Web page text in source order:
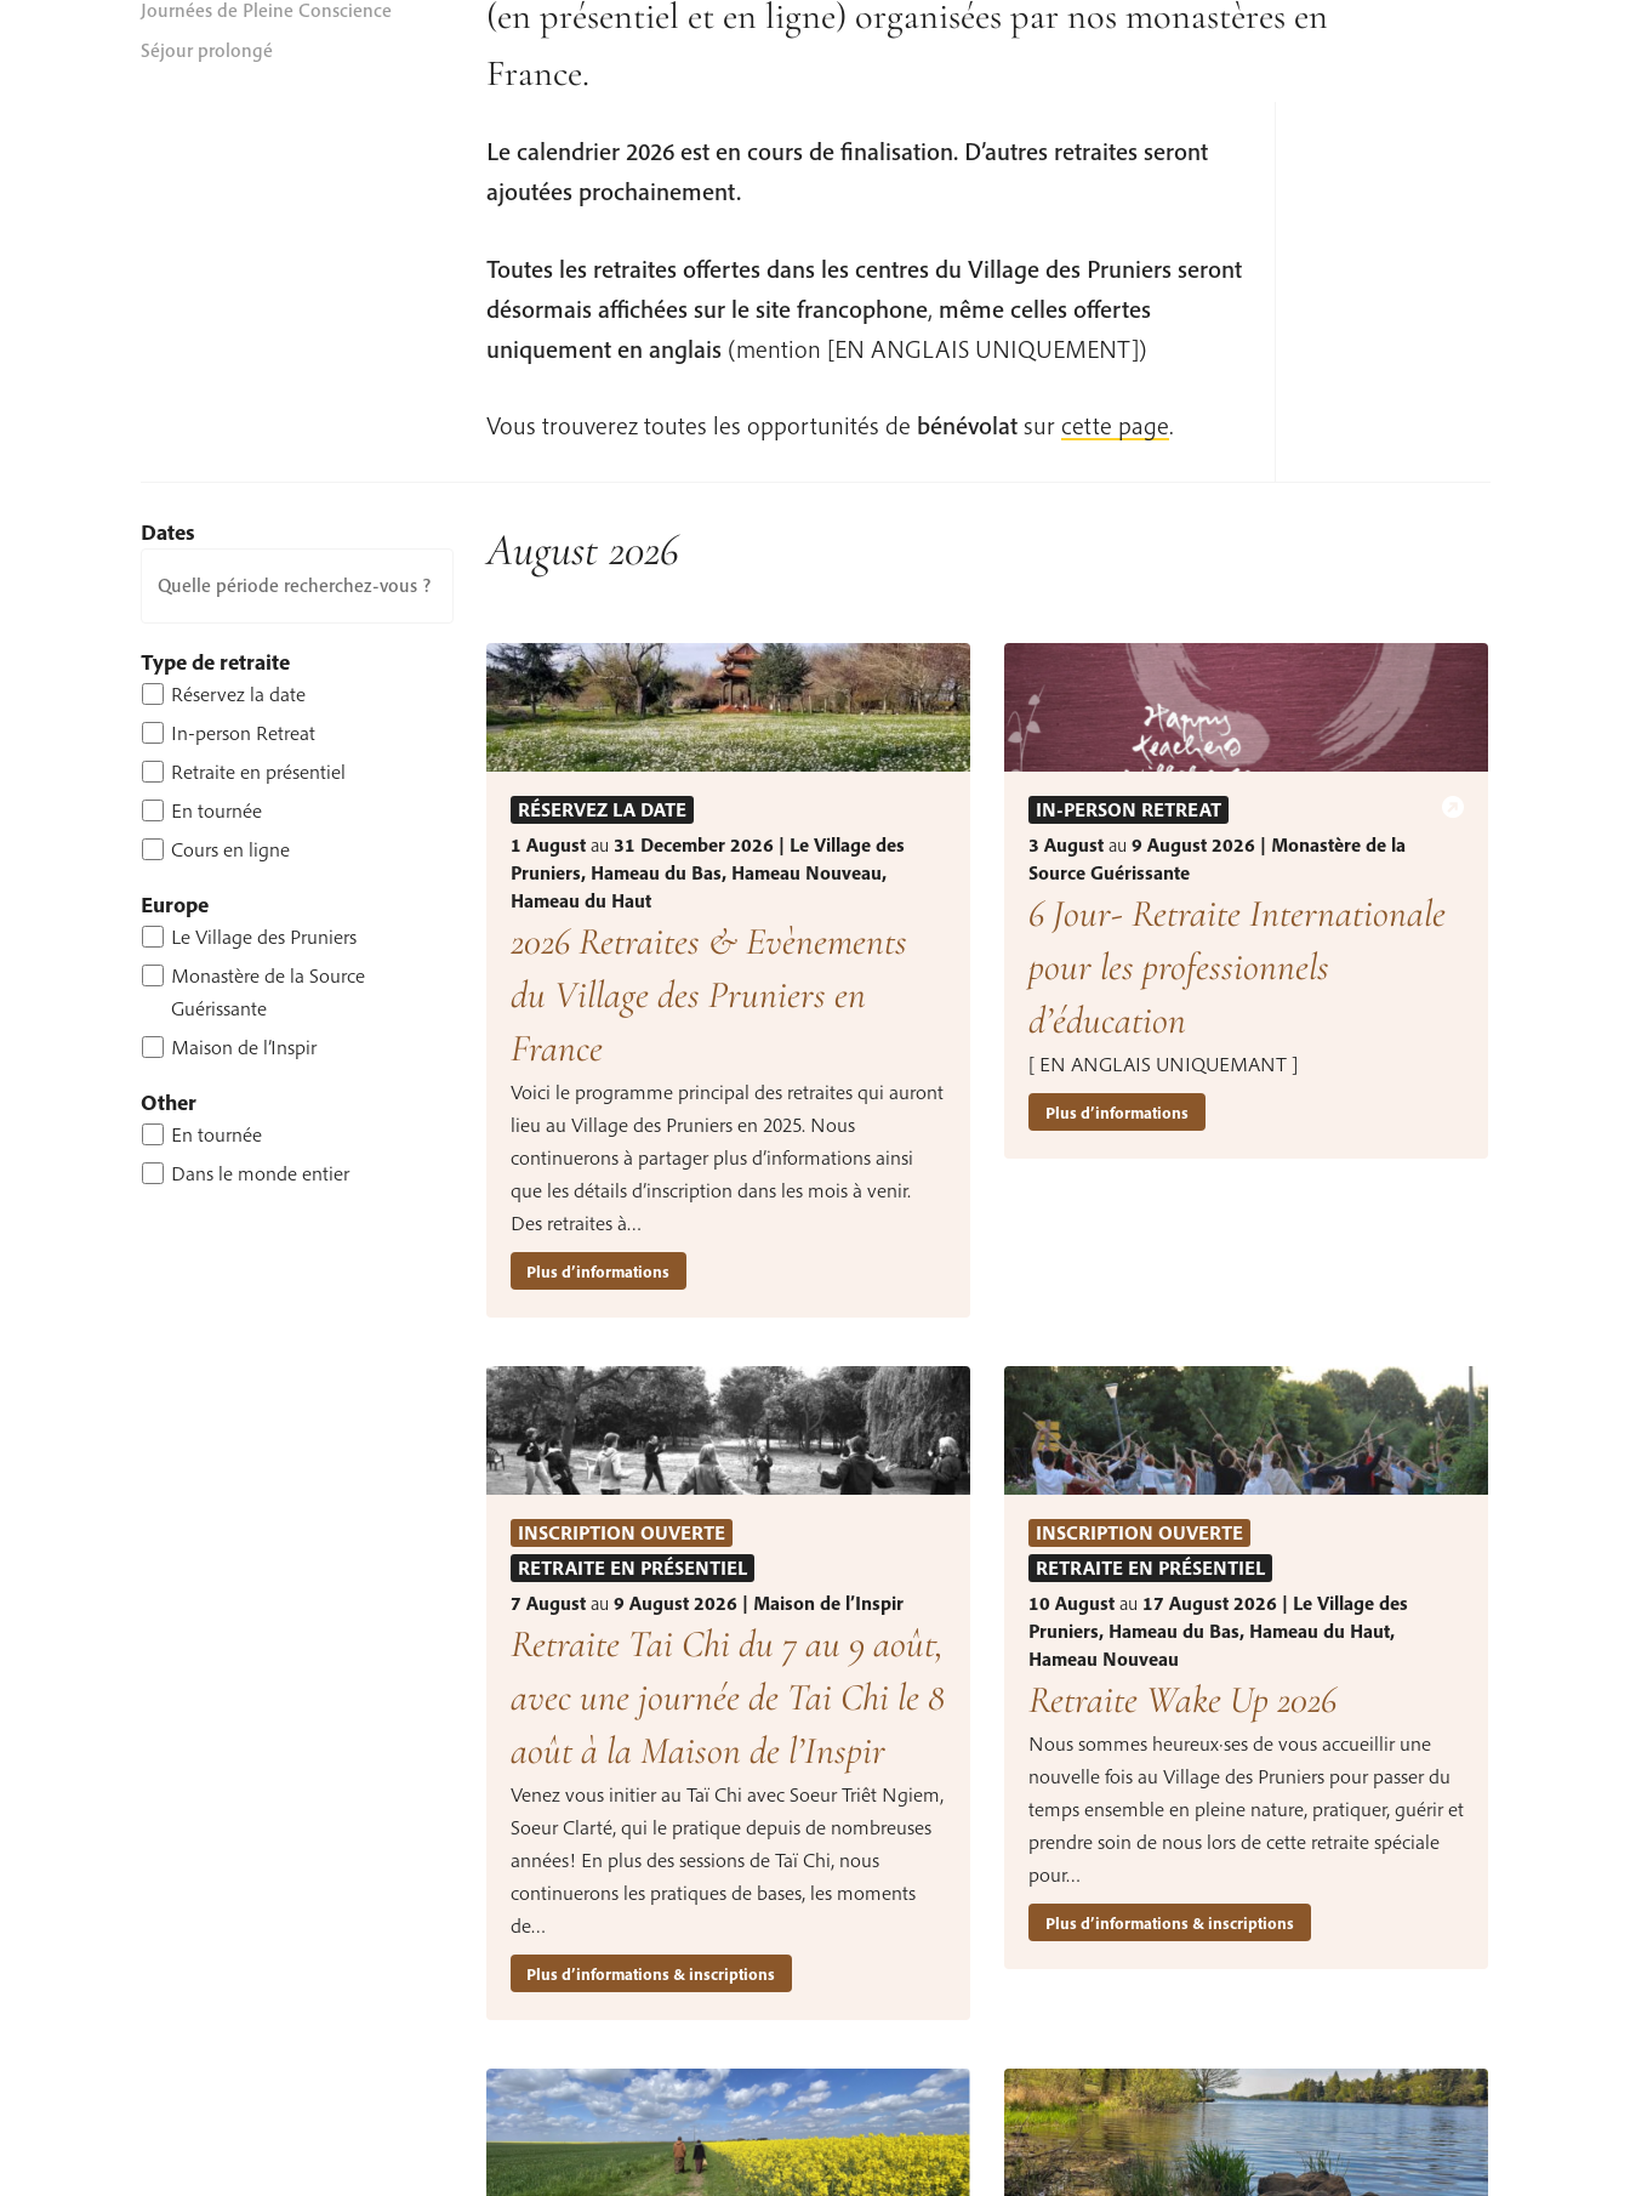
Journées de Pleine Conscience
Séjour prolongé
(en présentiel et en ligne) organisées par nos monastères en
France.
Le calendrier 2026 est en cours de finalisation. D’autres retraites seront
ajoutées prochainement.
Toutes les retraites offertes dans les centres du Village des Pruniers seront
désormais affichées sur le site francophone, même celles offertes
uniquement en anglais(mention [EN ANGLAIS UNIQUEMENT])
Vous trouverez toutes les opportunités de bénévolatsurcette page.
Dates
Quelle période recherchez-vous ?
Type de retraite
Réservez la date
In-person Retreat
Retraite en présentiel
En tournée
Cours en ligne
Europe
Le Village des Pruniers
Monastère de la Source
Guérissante
Maison de l’Inspir
Other
En tournée
Dans le monde entier
August 2026
RÉSERVEZ LA DATE
1 August au 31 December 2026 | Le Village des
Pruniers, Hameau du Bas, Hameau Nouveau,
Hameau du Haut
2026 Retraites & Evènements
du Village des Pruniers en
France
Voici le programme principal des retraites qui auront
lieu au Village des Pruniers en 2025. Nous
continuerons à partager plus d’informations ainsi
que les détails d’inscription dans les mois à venir.
Des retraites à…
Plus d’informations
IN-PERSON RETREAT
3 Augustau 9 August 2026 | Monastère de la
Source Guérissante
6 Jour- Retraite Internationale
pour les professionnels
d’éducation
[ EN ANGLAIS UNIQUEMANT ]
Plus d’informations
INSCRIPTION OUVERTE
RETRAITE EN PRÉSENTIEL
7 August au 9 August 2026 | Maison de l’Inspir
Retraite Tai Chi du 7 au 9 août,
avec une journée de Tai Chi le 8
août à la Maison de l’Inspir
Venez vous initier au Taï Chi avec Soeur Triêt Ngiem,
Soeur Clarté, qui le pratique depuis de nombreuses
années! En plus des sessions de Taï Chi, nous
continuerons les pratiques de bases, les moments
de…
Plus d’informations & inscriptions
INSCRIPTION OUVERTE
RETRAITE EN PRÉSENTIEL
10 Augustau 17 August 2026 | Le Village des
Pruniers, Hameau du Bas, Hameau du Haut,
Hameau Nouveau
Retraite Wake Up 2026
Nous sommes heureux·ses de vous accueillir une
nouvelle fois au Village des Pruniers pour passer du
temps ensemble en pleine nature, pratiquer, guérir et
prendre soin de nous lors de cette retraite spéciale
pour…
Plus d’informations & inscriptions